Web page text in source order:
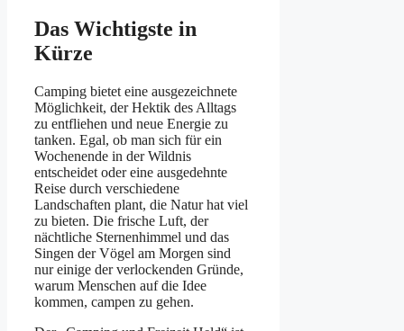
Das Wichtigste in
Kürze
Camping bietet eine ausgezeichnete
Möglichkeit, der Hektik des Alltags
zu entfliehen und neue Energie zu
tanken. Egal, ob man sich für ein
Wochenende in der Wildnis
entscheidet oder eine ausgedehnte
Reise durch verschiedene
Landschaften plant, die Natur hat viel
zu bieten. Die frische Luft, der
nächtliche Sternenhimmel und das
Singen der Vögel am Morgen sind
nur einige der verlockenden Gründe,
warum Menschen auf die Idee
kommen, campen zu gehen.